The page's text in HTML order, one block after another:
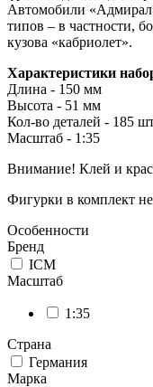
Автомобили
типов – в частности,
кузова «кабриолет».
Характеристики
Длина - 150 мм
Высота - 51 мм
Кол-во деталей - 185
Масштаб - 1:35
Внимание! Клей и
Фигурки в комплект не
Особенности
Бренд
ICM
Масштаб
1:35
Страна
Германия
Марка